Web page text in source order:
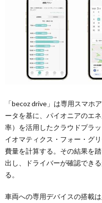
「becoz drive」は専用スマホ
ータを基に、パイオニアのエ
率）を活用したクラウドプラ
イオマティクス・フォー・グ
費量を計算する。その結果を
出し、ドライバーが確認でき
る。
車両への専用デバイスの搭載